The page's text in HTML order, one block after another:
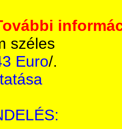
széles
Euro/.